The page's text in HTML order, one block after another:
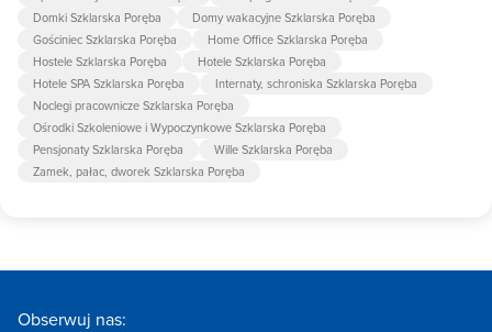
Domki Szklarska Poręba
Domy wakacyjne Szklarska Poręba
Gościniec Szklarska Poręba
Home Office Szklarska Poręba
Hostele Szklarska Poręba
Hotele Szklarska Poręba
Hotele SPA Szklarska Poręba
Internaty, schroniska Szklarska Poręba
Noclegi pracownicze Szklarska Poręba
Ośrodki Szkoleniowe i Wypoczynkowe Szklarska Poręba
Pensjonaty Szklarska Poręba
Wille Szklarska Poręba
Zamek, pałac, dworek Szklarska Poręba
Obserwuj nas: